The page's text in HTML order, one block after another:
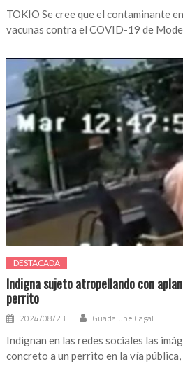
TOKIO Se cree que el contaminante
vacunas contra el COVID-19 de
DESTACADA
Indigna sujeto atropellando con
perrito
2024/08/23 Guadalupe Cagal
Indignan en las redes sociales las
concreto a un perrito en la vía pública,